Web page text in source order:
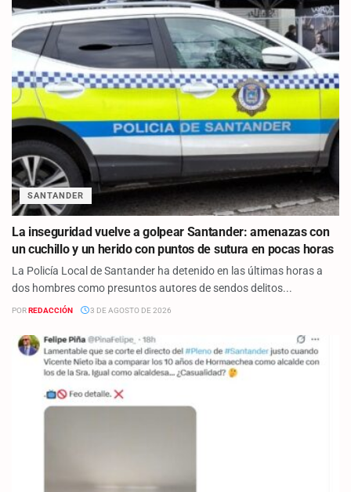
SANTANDER
La inseguridad vuelve a golpear Santander: amenazas con
un cuchillo y un herido con puntos de sutura en pocas horas
La Policía Local de Santander ha detenido en las últimas horas a
dos hombres como presuntos autores de sendos delitos...
PORREDACCIÓN 3 DE AGOSTO DE 2026